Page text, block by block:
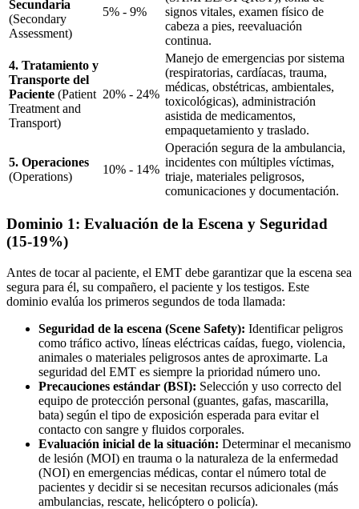
Secundaria
(Secondary
Assessment)
5% - 9%
signos vitales, examen físico de
cabeza a pies, reevaluación
continua.
4. Tratamiento y
Transporte del
Paciente (Patient
Treatment and
Transport)
20% - 24%
Manejo de emergencias por sistema
(respiratorias, cardíacas, trauma,
médicas, obstétricas, ambientales,
toxicológicas), administración
asistida de medicamentos,
empaquetamiento y traslado.
5. Operaciones
(Operations)
10% - 14%
Operación segura de la ambulancia,
incidentes con múltiples víctimas,
triaje, materiales peligrosos,
comunicaciones y documentación.
Dominio 1: Evaluación de la Escena y Seguridad
(15-19%)
Antes de tocar al paciente, el EMT debe garantizar que la escena sea
segura para él, su compañero, el paciente y los testigos. Este
dominio evalúa los primeros segundos de toda llamada:
Seguridad de la escena (Scene Safety): Identificar peligros
como tráfico activo, líneas eléctricas caídas, fuego, violencia,
animales o materiales peligrosos antes de aproximarte. La
seguridad del EMT es siempre la prioridad número uno.
Precauciones estándar (BSI): Selección y uso correcto del
equipo de protección personal (guantes, gafas, mascarilla,
bata) según el tipo de exposición esperada para evitar el
contacto con sangre y fluidos corporales.
Evaluación inicial de la situación: Determinar el mecanismo
de lesión (MOI) en trauma o la naturaleza de la enfermedad
(NOI) en emergencias médicas, contar el número total de
pacientes y decidir si se necesitan recursos adicionales (más
ambulancias, rescate, helicóptero o policía).